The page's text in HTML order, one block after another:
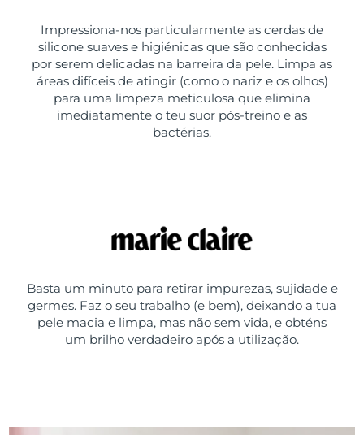
Impressiona-nos particularmente as cerdas de
silicone suaves e higiénicas que são conhecidas
por serem delicadas na barreira da pele. Limpa as
áreas difíceis de atingir (como o nariz e os olhos)
para uma limpeza meticulosa que elimina
imediatamente o teu suor pós-treino e as
bactérias.
Basta um minuto para retirar impurezas, sujidade e
germes. Faz o seu trabalho (e bem), deixando a tua
pele macia e limpa, mas não sem vida, e obténs
um brilho verdadeiro após a utilização.